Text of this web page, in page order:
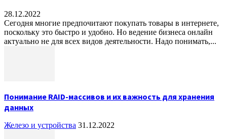
28.12.2022
Сегодня многие предпочитают покупать товары в интернете,
поскольку это быстро и удобно. Но ведение бизнеса онлайн
актуально не для всех видов деятельности. Надо понимать,...
Понимание RAID-массивов и их важность для хранения
данных
Железо и устройства 31.12.2022